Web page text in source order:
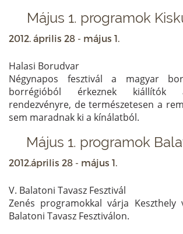
Május 1. programok
2012. április 28 - május 1.
Halasi Borudvar
Négynapos fesztivál a magyar
borrégióból érkeznek kiállítók
rendezvényre, de természetesen a
sem maradnak ki a kínálatból.
Május 1. programok
2012.április 28 - május 1.
V. Balatoni Tavasz Fesztivál
Zenés programokkal várja Keszthely
Balatoni Tavasz Fesztiválon.